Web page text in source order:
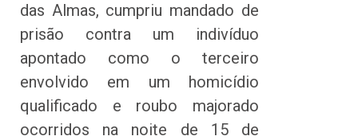
das Almas, cumpriu mandado de
prisão contra um indivíduo
apontado como o terceiro
envolvido em um homicídio
qualificado e roubo majorado
ocorridos na noite de 15 de